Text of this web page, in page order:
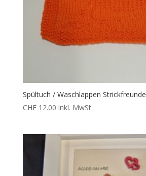
Spültuch / Waschlappen Strickfreunde
CHF12.00 inkl. MwSt